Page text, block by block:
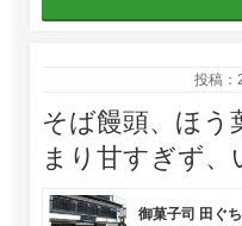
投稿：
そば饅頭、ほう
まり甘すぎず
御菓子司 田ぐち